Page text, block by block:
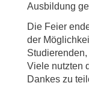
Ausbildung
Die Feier
der
Viele nutzten
Dankes zu